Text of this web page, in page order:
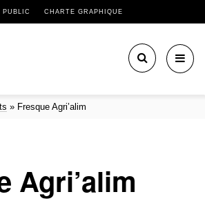
PUBLIC CHARTE GRAPHIQUE
» Fresque Agri’alim
Agri’alim